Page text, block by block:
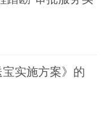
实施方案》的